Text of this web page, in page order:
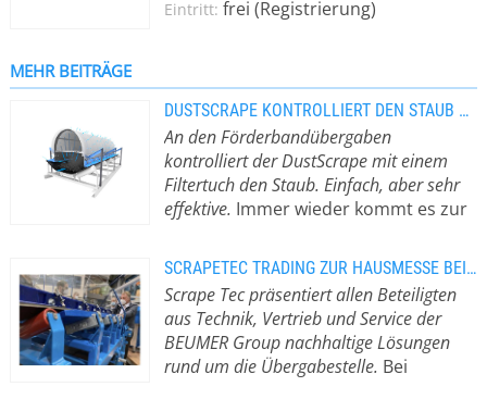
Kosten und geringem
Verschüttungsverbesserungen und
eine schonendere und effizientere
Gurtreinigung an kritischen Stellen
entlang der Förderwege und an
Übergabestellen.
Eintritt: frei (Registrierung)
MEHR BEITRÄGE
DUSTSCRAPE KONTROLLIERT DEN STAUB AN DEN ÜBERGABEN
An den Förderbandübergaben
kontrolliert der DustScrape mit einem
Filtertuch den Staub. Einfach, aber sehr
effektive. Immer wieder kommt es zur
Übergaben. Der DustScrape arbeitet
hier mit einer offenen
Berühigungszone, dass heisst, die
überschüssige Luft kann durch das
Filtertuch entweichen und das
Material bleibt im System. Ein kleines
SCRAPETEC TRADING ZUR HAUSMESSE BEI DER BEUMER GROUP
Scrape Tec präsentiert allen Beteiligten
aus Technik, Vertrieb und Service der
BEUMER Group nachhaltige Lösungen
rund um die Übergabestelle. Bei